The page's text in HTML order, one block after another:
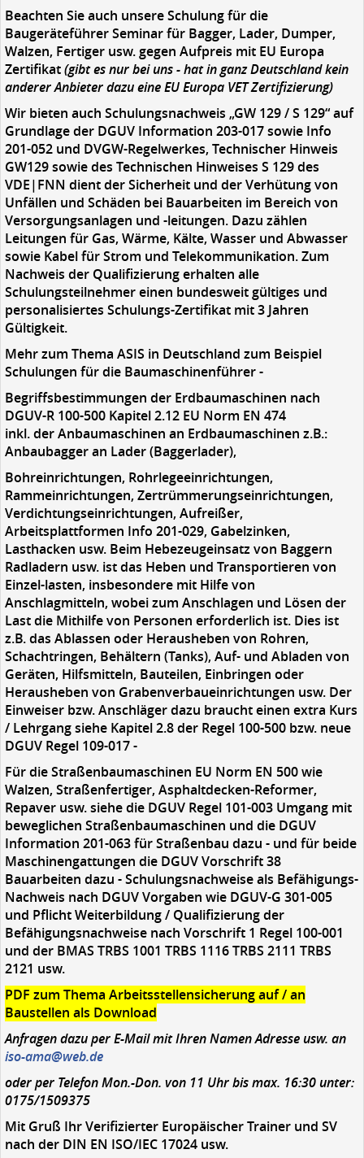
Beachten Sie auch unsere Schulung für die
Baugeräteführer Seminar für Bagger, Lader, Dumper,
Walzen, Fertiger usw. gegen Aufpreis mit EU Europa
Zertifikat(gibt es nur bei uns - hat in ganz Deutschland kein
anderer Anbieter dazu eine EU Europa VET Zertifizierung)
Wir bieten auch Schulungsnachweis „GW 129 / S 129“ auf
Grundlage der DGUV Information 203-017 sowie Info
201-052 und DVGW-Regelwerkes, Technischer Hinweis
GW129 sowie des Technischen Hinweises S 129 des
VDE|FNN dient der Sicherheit und der Verhütung von
Unfällen und Schäden bei Bauarbeiten im Bereich von
Versorgungsanlagen und -leitungen. Dazu zählen
Leitungen für Gas, Wärme, Kälte, Wasser und Abwasser
sowie Kabel für Strom und Telekommunikation. Zum
Nachweis der Qualifizierung erhalten alle
Schulungsteilnehmer einen bundesweit gültiges und
personalisiertes Schulungs-Zertifikat mit 3 Jahren
Gültigkeit.
Mehr zum Thema ASIS in Deutschland zum Beispiel
Schulungen für die Baumaschinenführer -
Begriffsbestimmungen der Erdbaumaschinen nach
DGUV-R 100-500 Kapitel 2.12 EU Norm EN 474
inkl. der Anbaumaschinen an Erdbaumaschinen z.B.:
Anbaubagger an Lader (Baggerlader),
Bohreinrichtungen, Rohrlegeeinrichtungen,
Rammeinrichtungen, Zertrümmerungseinrichtungen,
Verdichtungseinrichtungen, Aufreißer,
Arbeitsplattformen Info 201-029, Gabelzinken,
Lasthacken usw. Beim Hebezeugeinsatz von Baggern
Radladern usw. ist das Heben und Transportieren von
Einzel-lasten, insbesondere mit Hilfe von
Anschlagmitteln, wobei zum Anschlagen und Lösen der
Last die Mithilfe von Personen erforderlich ist. Dies ist
z.B. das Ablassen oder Herausheben von Rohren,
Schachtringen, Behältern (Tanks), Auf- und Abladen von
Geräten, Hilfsmitteln, Bauteilen, Einbringen oder
Herausheben von Grabenverbaueinrichtungen usw. Der
Einweiser bzw. Anschläger dazu braucht einen extra Kurs
/ Lehrgang siehe Kapitel 2.8 der Regel 100-500 bzw. neue
DGUV Regel 109-017 -
Für die Straßenbaumaschinen EU Norm EN 500 wie
Walzen, Straßenfertiger, Asphaltdecken-Reformer,
Repaver usw. siehe die DGUV Regel 101-003 Umgang mit
beweglichen Straßenbaumaschinen und die DGUV
Information 201-063 für Straßenbau dazu - und für beide
Maschinengattungen die DGUV Vorschrift 38
Bauarbeiten dazu - Schulungsnachweise als Befähigungs-
Nachweis nach DGUV Vorgaben wie DGUV-G 301-005
und Pflicht Weiterbildung / Qualifizierung der
Befähigungsnachweise nach Vorschrift 1 Regel 100-001
und der BMAS TRBS 1001 TRBS 1116 TRBS 2111 TRBS
2121 usw.
PDF zum Thema Arbeitsstellensicherung auf / an
Baustellen als Download
Anfragen dazu per E-Mail mit Ihren Namen Adresse usw. an
iso-ama@web.de
oder per Telefon Mon.-Don. von 11 Uhr bis max. 16:30 unter:
0175/1509375
Mit Gruß Ihr Verifizierter Europäischer Trainer und SV
nach der DIN EN ISO/IEC 17024 usw.